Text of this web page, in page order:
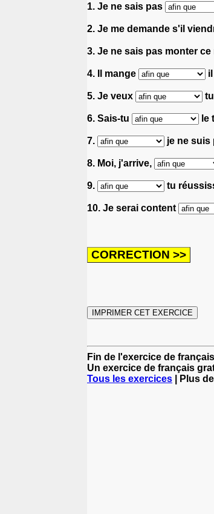
1. Je ne sais pas
2. Je me demande s'il
3. Je ne sais pas monter ce
4. Il mange
5. Je veux
6. Sais-tu le
7. je ne suis
8. Moi, j'arrive,
9. tu
10. Je serai content
Fin de l'exercice de
Un exercice de français
Tous les exercices | Plus